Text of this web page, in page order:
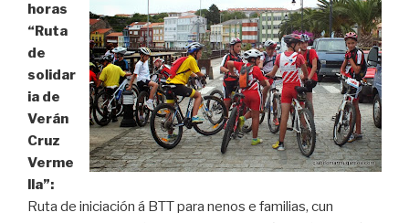
horas
“Ruta
de
solidar
ia de
Verán
Cruz
Verme
lla”:
Ruta de iniciación á BTT para nenos e familias, cun